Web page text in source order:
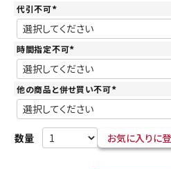
代引不可
(
必
須
)
時間指定不可
(
必
須
)
他の商品と併せ買い不可
(
)
お気に入りに